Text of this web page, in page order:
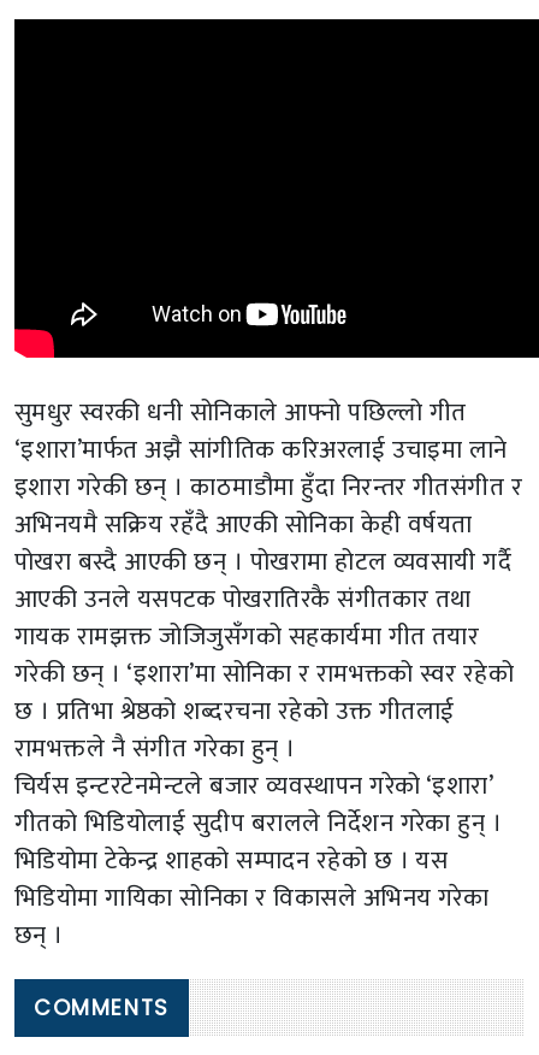
सुमधुर स्वरकी धनी सोनिकाले आफ्नो पछिल्लो गीत
‘इशारा’मार्फत अझै सांगीतिक करिअरलाई उचाइमा लाने
इशारा गरेकी छन् । काठमाडौमा हुँदा निरन्तर गीतसंगीत र
अभिनयमै सक्रिय रहँदै आएकी सोनिका केही वर्षयता
पोखरा बस्दै आएकी छन् । पोखरामा होटल व्यवसायी गर्दै
आएकी उनले यसपटक पोखरातिरकै संगीतकार तथा
गायक रामझक्त जोजिजुसँगको सहकार्यमा गीत तयार
गरेकी छन् । ‘इशारा’मा सोनिका र रामभक्तको स्वर रहेको
छ । प्रतिभा श्रेष्ठको शब्दरचना रहेको उक्त गीतलाई
रामभक्तले नै संगीत गरेका हुन् ।
चिर्यस इन्टरटेनमेन्टले बजार व्यवस्थापन गरेको ‘इशारा’
गीतको भिडियोलाई सुदीप बरालले निर्देशन गरेका हुन् ।
भिडियोमा टेकेन्द्र शाहको सम्पादन रहेको छ । यस
भिडियोमा गायिका सोनिका र विकासले अभिनय गरेका
छन् ।
COMMENTS